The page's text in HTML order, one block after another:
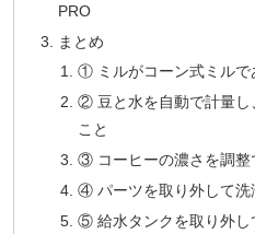
PRO
まとめ
① ミルがコーン式ミルで
② 豆と水を自動で計量し
こと
③ コーヒーの濃さを調整
④ パーツを取り外して洗
⑤ 給水タンクを取り外し